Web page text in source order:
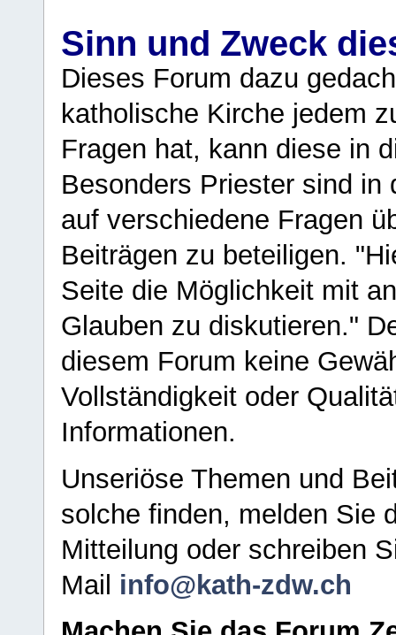
Sinn und Zweck
Dieses Forum dazu
katholische Kirche jedem
Fragen hat, kann diese in
Besonders Priester sind in
auf verschiedene Fragen
Beiträgen zu beteiligen.
Seite die Möglichkeit mit
Glauben zu diskutieren."
diesem Forum keine
Vollständigkeit oder
Informationen.
Unseriöse Themen und
solche finden, melden Sie
Mitteilung oder schreiben
Mail info@kath-zdw.ch